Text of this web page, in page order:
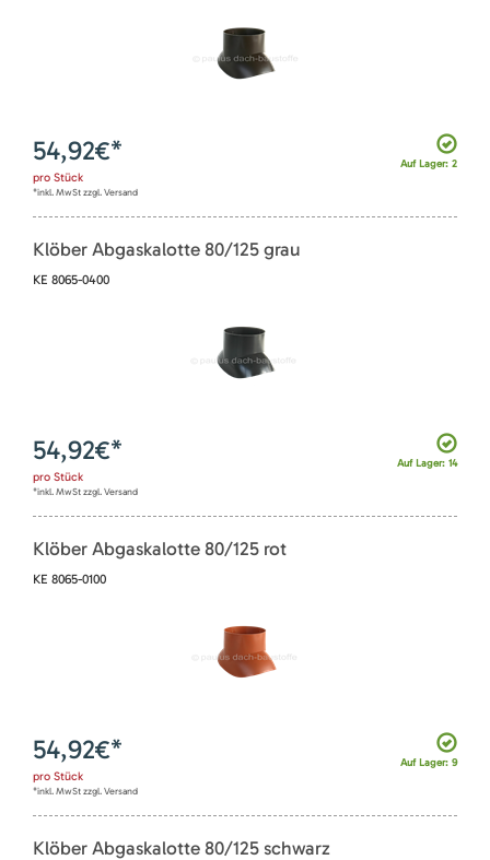
Auf Lager: 2
54,92€*
pro Stück
*inkl. MwSt zzgl. Versand
Klöber Abgaskalotte 80/125 grau
KE 8065-0400
Auf Lager: 14
54,92€*
pro Stück
*inkl. MwSt zzgl. Versand
Klöber Abgaskalotte 80/125 rot
KE 8065-0100
Auf Lager: 9
54,92€*
pro Stück
*inkl. MwSt zzgl. Versand
Klöber Abgaskalotte 80/125 schwarz